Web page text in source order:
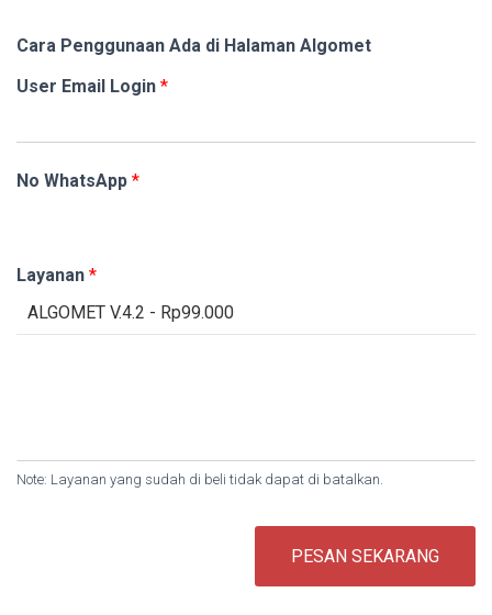
Cara Penggunaan Ada di Halaman Algomet
User Email Login *
No WhatsApp *
Layanan *
Note: Layanan yang sudah di beli tidak dapat di batalkan.
PESAN SEKARANG